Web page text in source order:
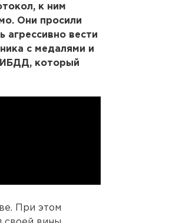
к ним
Они просили
агрессивно вести
с медалями и
который
При этом